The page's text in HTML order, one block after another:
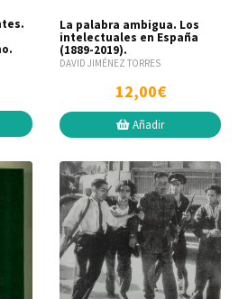
La palabra ambigua. Los
intelectuales en España
(1889-2019).
DAVID JIMÉNEZ TORRES
12,00€
Añadir